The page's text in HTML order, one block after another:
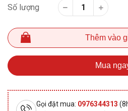
Số lượng
Thêm vào
Mua
Gọi đặt mua: 0976344313